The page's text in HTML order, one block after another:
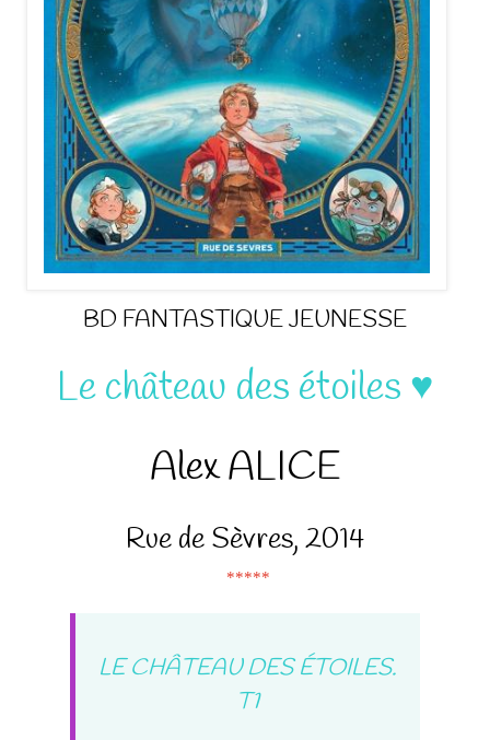
BD FANTASTIQUE JEUNESSE
Le château des étoiles ♥
Alex ALICE
Rue de Sèvres, 2014
*****
LE CHÂTEAU DES ÉTOILES.
T1